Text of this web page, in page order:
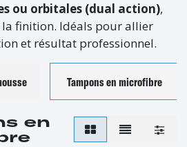
ou orbitales (dual action),
finition. Idéals pour allier
et résultat professionnel.
Tampons en microfibre
en